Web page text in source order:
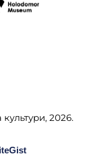
культури, 2026.